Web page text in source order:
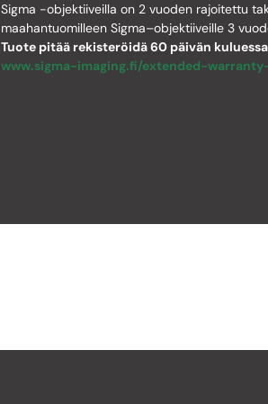
Sigma -objektiiveilla on 2 vuoden rajoitettu
maahantuomilleen Sigma–objektiiveille 3
Tuote pitää rekisteröidä 60 päivän
www.sigma-imaging.fi/extended-